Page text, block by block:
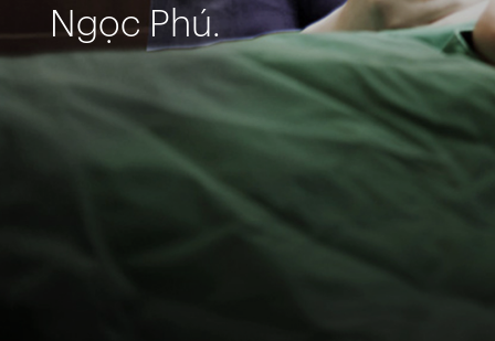
Ngọc Phú.